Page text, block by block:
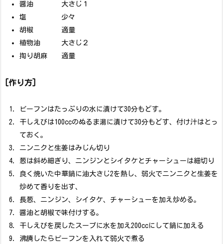
醤油 大さじ１
塩 少々
胡椒 適量
植物油 大さじ２
掏り胡麻 適量
[作り方]
ビーフンはたっぷりの水に漬けて30分もどす。
干しえびは100ccのぬるま湯に漬けて30分もどす、付け汁はとっ
ておく。
ニンニクと生姜はみじん切り
葱は斜め細ぎり、ニンジンとシイタケとチャーシューは細切り
良く焼いた中華鍋に油大さじ2を熱し、弱火でニンニクと生姜を
炒めて香りを出す、
長葱、ニンジン、シイタケ、チャーシューを加え炒める。
醤油と胡椒で味付けする。
干しえびを戻したスープに水を加え200ccにして鍋に加える
沸騰したらビーフンを入れて弱火で煮る